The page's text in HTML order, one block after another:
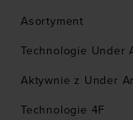
Asortyment
Technologie Under
Aktywnie z Under
Technologie 4F